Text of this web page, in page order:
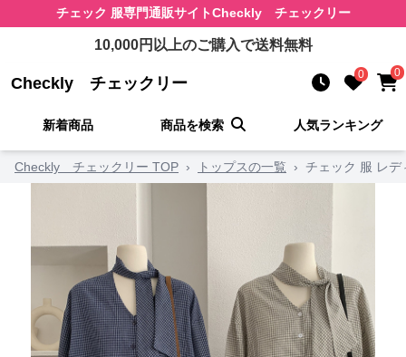
チェック 服専門通販サイトCheckly チェックリー
10,000円以上のご購入で送料無料
Checkly チェックリー 0 0
新着商品 商品を検索 人気ランキング
Checkly チェックリー TOP › トップスの一覧 › チェック 服 レ